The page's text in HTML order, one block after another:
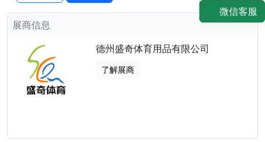
展商信息
德州盛奇体育用品有限公司
了解展商
微信客服